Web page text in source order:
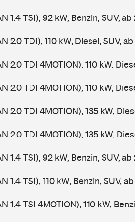
1.4 TSI), 92 kW, Benzin, SUV, ab
2.0 TDI), 110 kW, Diesel, SUV, ab
2.0 TDI 4MOTION), 110 kW,
2.0 TDI 4MOTION), 110 kW,
2.0 TDI 4MOTION), 135 kW,
2.0 TDI 4MOTION), 135 kW,
1.4 TSI), 92 kW, Benzin, SUV, ab
1.4 TSI), 110 kW, Benzin, SUV,
1.4 TSI 4MOTION), 110 kW,